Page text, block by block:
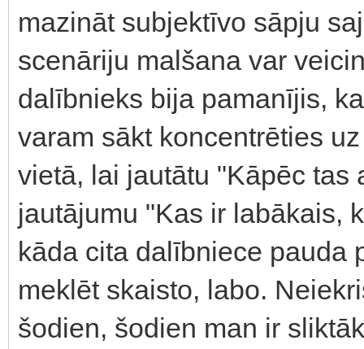
mazināt subjektīvo sāpju
scenāriju malšana var
dalībnieks bija pamanījis,
varam sākt koncentrēties
vietā, lai jautātu "Kāpēc tas
jautājumu "Kas ir labākais,
kāda cita dalībniece pauda
meklēt skaisto, labo.
šodien, šodien man ir